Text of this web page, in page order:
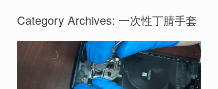
Category Archives: 一次性丁腈手套